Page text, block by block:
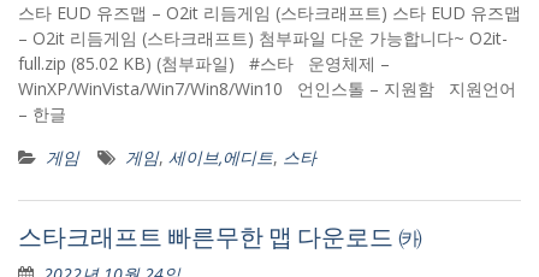
스타 EUD 유즈맵 – O2it 리듬게임 (스타크래프트) 스타 EUD 유즈맵
– O2it 리듬게임 (스타크래프트) 첨부파일 다운 가능합니다~ O2it-
full.zip (85.02 KB) (첨부파일) #스타 운영체제 –
WinXP/WinVista/Win7/Win8/Win10 언인스톨 – 지원함 지원언어
– 한글
게임
게임, 세이브,에디트, 스타
스타크래프트 빠른무한 맵 다운로드 ㈘